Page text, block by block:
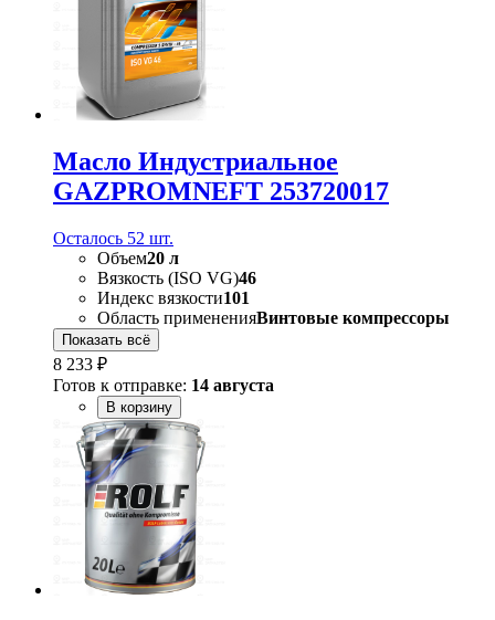
Масло Индустриальное
GAZPROMNEFT 253720017
Осталось 52 шт.
Объем20 л
Вязкость (ISO VG)46
Индекс вязкости101
Область примененияВинтовые компрессоры
Показать всё
8 233 ₽
Готов к отправке: 14 августа
В корзину